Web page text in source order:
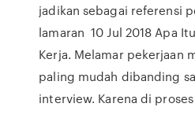
jadikan sebagai referensi
lamaran 10 Jul 2018 Apa
Kerja. Melamar pekerjaan
paling mudah dibanding
interview. Karena di proses